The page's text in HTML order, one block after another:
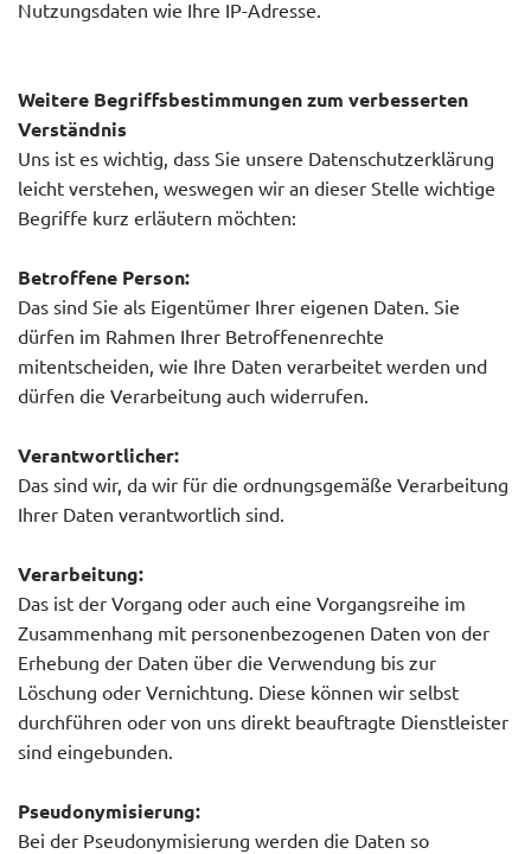
Nutzungsdaten wie Ihre IP-Adresse.
Weitere Begriffsbestimmungen zum verbesserten
Verständnis
Uns ist es wichtig, dass Sie unsere Datenschutzerklärung
leicht verstehen, weswegen wir an dieser Stelle wichtige
Begriffe kurz erläutern möchten:
Betroffene Person:
Das sind Sie als Eigentümer Ihrer eigenen Daten. Sie
dürfen im Rahmen Ihrer Betroffenenrechte
mitentscheiden, wie Ihre Daten verarbeitet werden und
dürfen die Verarbeitung auch widerrufen.
Verantwortlicher:
Das sind wir, da wir für die ordnungsgemäße Verarbeitung
Ihrer Daten verantwortlich sind.
Verarbeitung:
Das ist der Vorgang oder auch eine Vorgangsreihe im
Zusammenhang mit personenbezogenen Daten von der
Erhebung der Daten über die Verwendung bis zur
Löschung oder Vernichtung. Diese können wir selbst
durchführen oder von uns direkt beauftragte Dienstleister
sind eingebunden.
Pseudonymisierung:
Bei der Pseudonymisierung werden die Daten so